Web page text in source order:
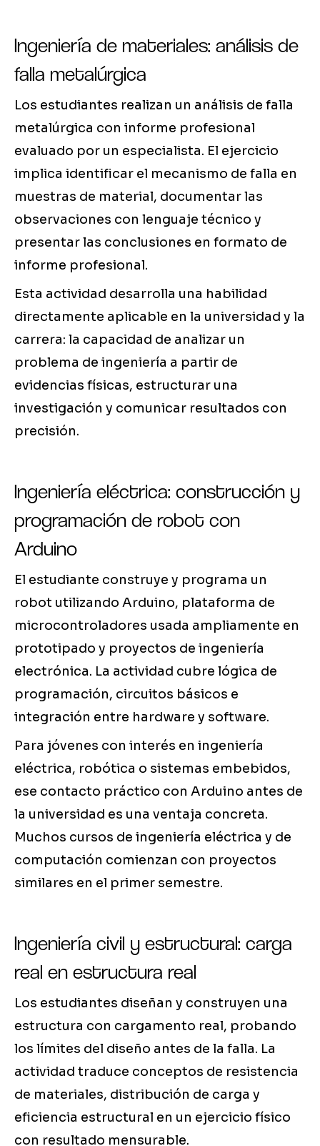
Ingeniería de materiales: análisis de
falla metalúrgica
Los estudiantes realizan un análisis de falla
metalúrgica con informe profesional
evaluado por un especialista. El ejercicio
implica identificar el mecanismo de falla en
muestras de material, documentar las
observaciones con lenguaje técnico y
presentar las conclusiones en formato de
informe profesional.
Esta actividad desarrolla una habilidad
directamente aplicable en la universidad y la
carrera: la capacidad de analizar un
problema de ingeniería a partir de
evidencias físicas, estructurar una
investigación y comunicar resultados con
precisión.
Ingeniería eléctrica: construcción y
programación de robot con
Arduino
El estudiante construye y programa un
robot utilizando Arduino, plataforma de
microcontroladores usada ampliamente en
prototipado y proyectos de ingeniería
electrónica. La actividad cubre lógica de
programación, circuitos básicos e
integración entre hardware y software.
Para jóvenes con interés en ingeniería
eléctrica, robótica o sistemas embebidos,
ese contacto práctico con Arduino antes de
la universidad es una ventaja concreta.
Muchos cursos de ingeniería eléctrica y de
computación comienzan con proyectos
similares en el primer semestre.
Ingeniería civil y estructural: carga
real en estructura real
Los estudiantes diseñan y construyen una
estructura con cargamento real, probando
los límites del diseño antes de la falla. La
actividad traduce conceptos de resistencia
de materiales, distribución de carga y
eficiencia estructural en un ejercicio físico
con resultado mensurable.